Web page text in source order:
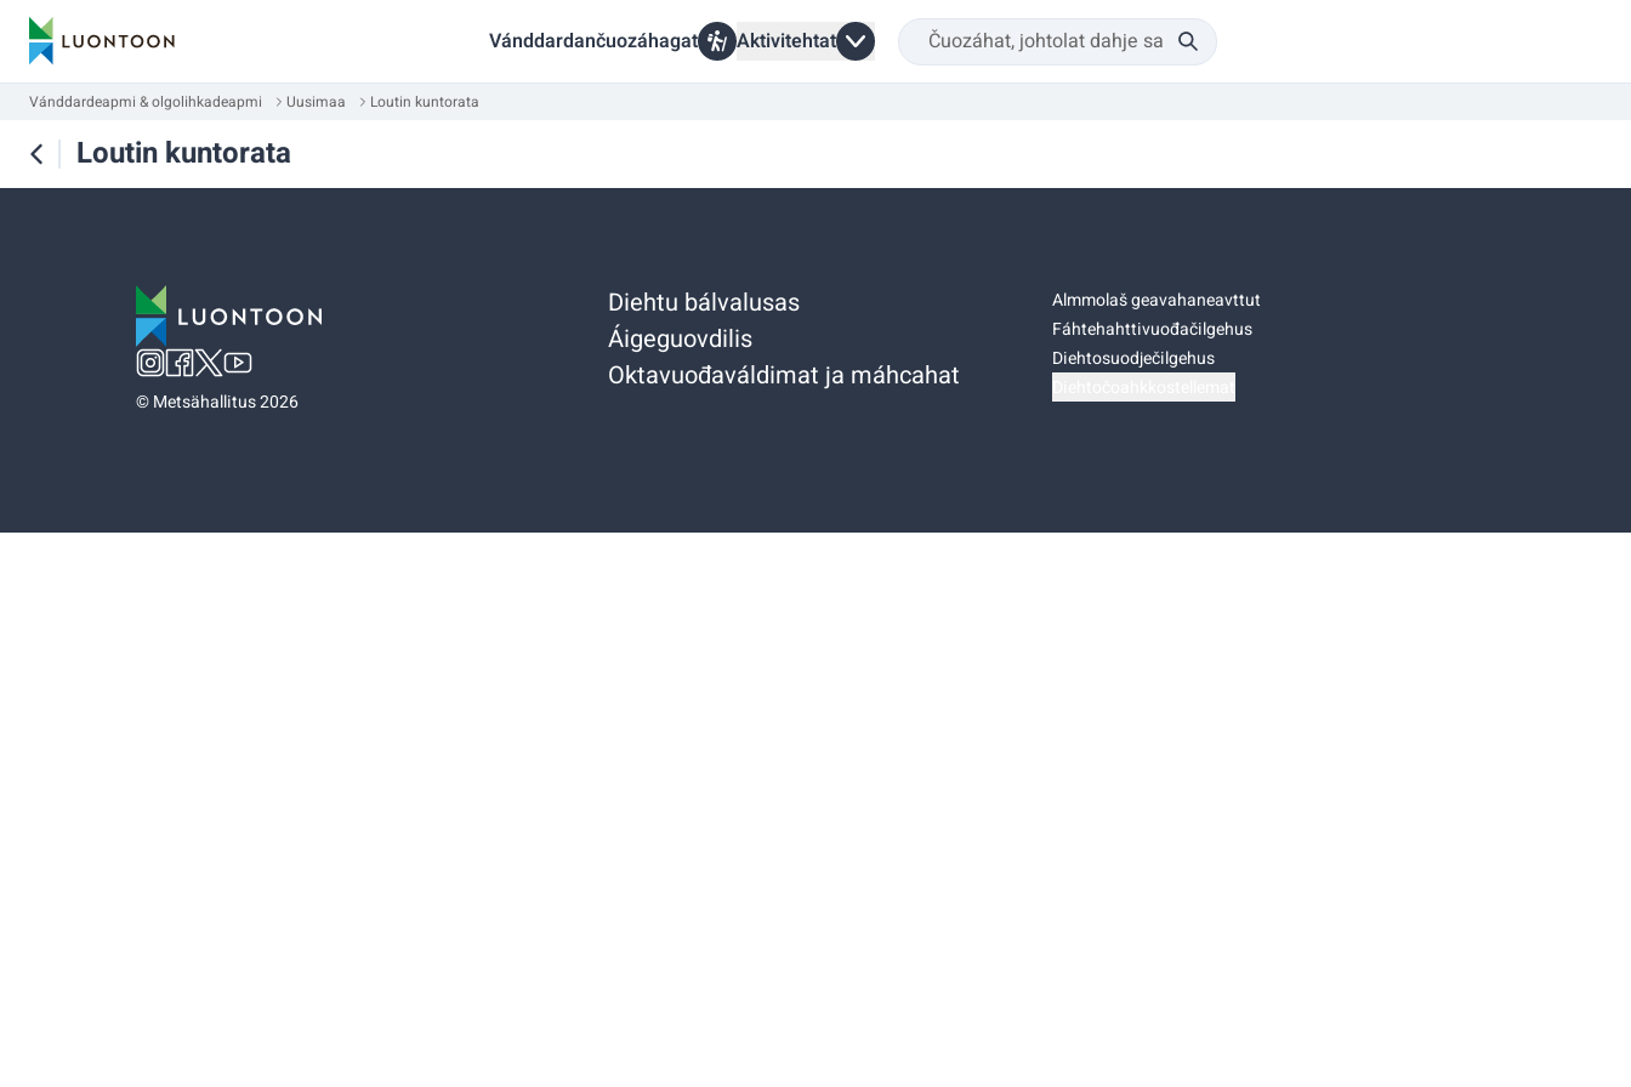
Vánddardančuozáhagat Aktivitehtat
Vánddardeapmi & olgolihkadeapmi Uusimaa Loutin kuntorata
Loutin kuntorata
©Metsähallitus 2026
Diehtu bálvalusas
Áigeguovdilis
Oktavuođaváldimat ja máhcahat
Almmolaš geavahaneavttut
Fáhtehahttivuođačilgehus
Diehtosuodječilgehus